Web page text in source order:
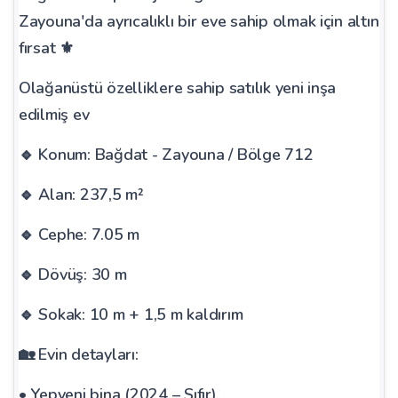
Zayouna'da ayrıcalıklı bir eve sahip olmak için altın
fırsat ⚜
Olağanüstü özelliklere sahip satılık yeni inşa
edilmiş ev
🔹 Konum: Bağdat - Zayouna / Bölge 712
🔹 Alan: 237,5 m²
🔹 Cephe: 7.05 m
🔹 Dövüş: 30 m
🔹 Sokak: 10 m + 1,5 m kaldırım
🏡 Evin detayları: